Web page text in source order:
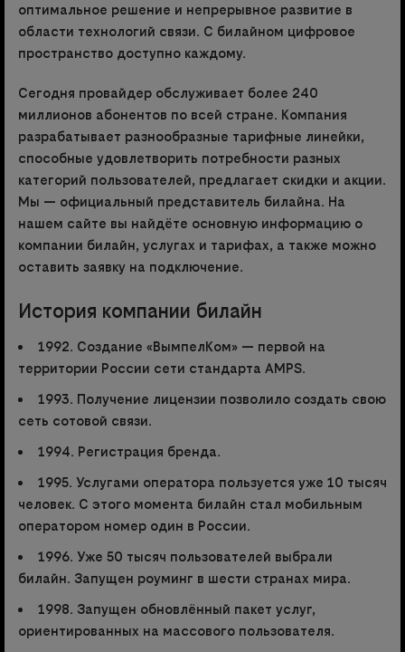
оптимальное решение и непрерывное развитие в
области технологий связи. С билайном цифровое
пространство доступно каждому.
Сегодня провайдер обслуживает более 240
миллионов абонентов по всей стране. Компания
разрабатывает разнообразные тарифные линейки,
способные удовлетворить потребности разных
категорий пользователей, предлагает скидки и акции.
Мы — официальный представитель билайна. На
нашем сайте вы найдёте основную информацию о
компании билайн, услугах и тарифах, а также можно
оставить заявку на подключение.
История компании билайн
1992. Создание «ВымпелКом» — первой на
территории России сети стандарта AMPS.
1993. Получение лицензии позволило создать свою
сеть сотовой связи.
1994. Регистрация бренда.
1995. Услугами оператора пользуется уже 10 тысяч
человек. С этого момента билайн стал мобильным
оператором номер один в России.
1996. Уже 50 тысяч пользователей выбрали
билайн. Запущен роуминг в шести странах мира.
1998. Запущен обновлённый пакет услуг,
ориентированных на массового пользователя.